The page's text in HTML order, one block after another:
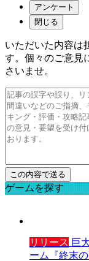
アンケート
閉じる
いただいた内容は
す。個々のご意見
さいませ。
ゲームを探す
リリース 巨
ーム『終末